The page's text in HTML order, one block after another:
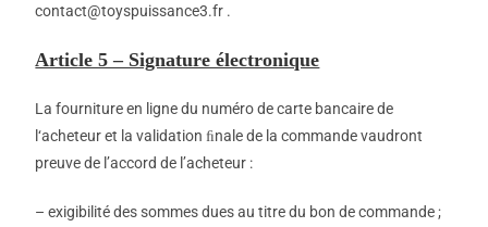
contact@toyspuissance3.fr .
Article 5 – Signature électronique
La fourniture en ligne du numéro de carte bancaire de
l‘acheteur et la validation ﬁnale de la commande vaudront
preuve de l’accord de l’acheteur :
– exigibilité des sommes dues au titre du bon de commande ;